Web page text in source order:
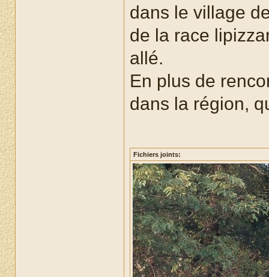
dans le village
de la race
allé.
En plus de
dans la région,
Fichiers joints: